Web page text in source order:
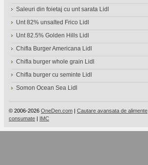
Saleuri din foietaj cu unt sarata Lidl
Unt 82% unsalted Frico Lidl
Unt 82.5% Golden Hills Lidl
Chifla Burger Americana Lidl
Chifla burger whole grain Lidl
Chifla burger cu seminte Lidl
Somon Ocean Sea Lidl
© 2006-2026 OneDen.com | Cautare avansata de alimente
consumate | IMC